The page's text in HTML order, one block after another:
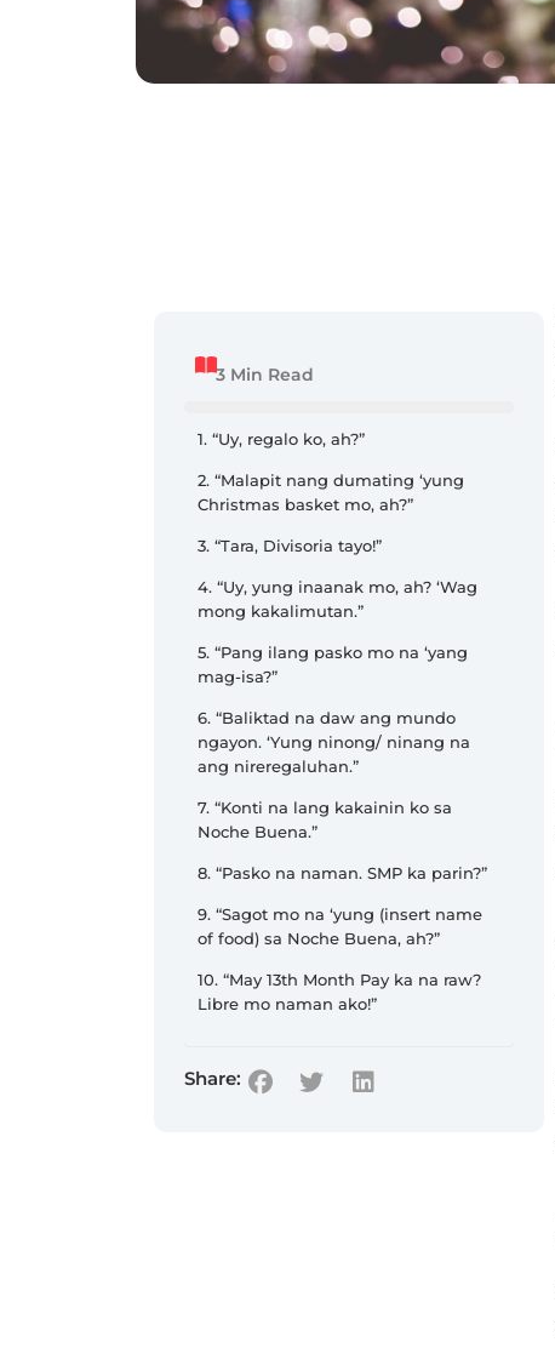
3 Min Read
1. “Uy, regalo ko, ah?”
2. “Malapit nang dumating ‘yung
Christmas basket mo, ah?”
3. “Tara, Divisoria tayo!”
4. “Uy, yung inaanak mo, ah? ‘Wag
mong kakalimutan.”
5. “Pang ilang pasko mo na ‘yang
mag-isa?”
6. “Baliktad na daw ang mundo
ngayon. ‘Yung ninong/ ninang na
ang nireregaluhan.”
7. “Konti na lang kakainin ko sa
Noche Buena.”
8. “Pasko na naman. SMP ka parin?”
9. “Sagot mo na ‘yung (insert name
of food) sa Noche Buena, ah?”
10. “May 13th Month Pay ka na raw?
Libre mo naman ako!”
Share: